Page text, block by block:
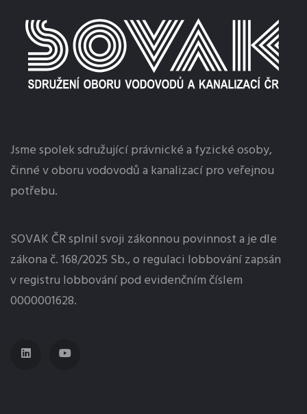
Jsme spolek sdružující právnické a fyzické osoby,
činné v oboru vodovodů a kanalizací pro veřejnou
potřebu.
SOVAK ČR splnil svoji zákonnou povinnost a je dle
zákona č. 168/2025 Sb., o regulaci lobbovánízapsán
v registru lobbování pod evidenčním číslem
0000001628.